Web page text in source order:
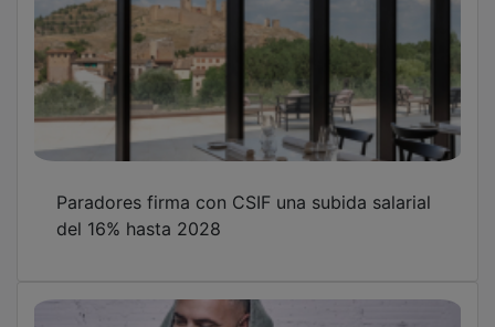
Paradores firma con CSIF una subida salarial
del 16% hasta 2028